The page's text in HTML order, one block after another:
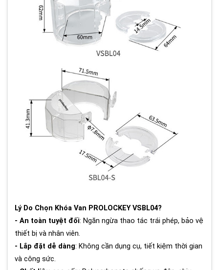
Lý Do Chọn Khóa Van PROLOCKEY VSBL04?
- An toàn tuyệt đối: Ngăn ngừa thao tác trái phép, bảo vệ
thiết bị và nhân viên.
- Lắp đặt dễ dàng: Không cần dụng cụ, tiết kiệm thời gian
và công sức.